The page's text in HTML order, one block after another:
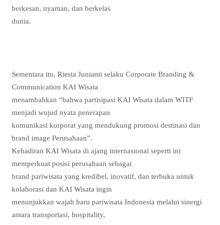
berkesan, nyaman, dan berkelas
dunia.
Sementara itu, Riesta Junianti selaku Corporate Branding &
Communication KAI Wisata
menambahkan “bahwa partisipasi KAI Wisata dalam WITF
menjadi wujud nyata penerapan
komunikasi korporat yang mendukung promosi destinasi dan
brand image Perusahaan”.
Kehadiran KAI Wisata di ajang internasional seperti ini
memperkuat posisi perusahaan sebagai
brand pariwisata yang kredibel, inovatif, dan terbuka untuk
kolaborasi dan KAI Wisata ingin
menunjukkan wajah baru pariwisata Indonesia melalui sinergi
antara transportasi, hospitality,